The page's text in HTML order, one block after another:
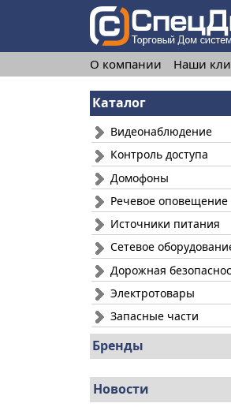
О компании Наши
Каталог
Видеонаблюдение
Контроль доступа
Домофоны
Речевое оповещение
Источники питания
Сетевое
Дорожная
Электротовары
Запасные части
Бренды
Новости